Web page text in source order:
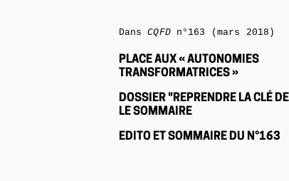
DansCQFDn°163 (mars 2018)
PLACE AUX « AUTONOMIES
TRANSFORMATRICES »
DOSSIER "REPRENDRE LA CLÉ
LE SOMMAIRE
EDITO ET SOMMAIRE DU N°163